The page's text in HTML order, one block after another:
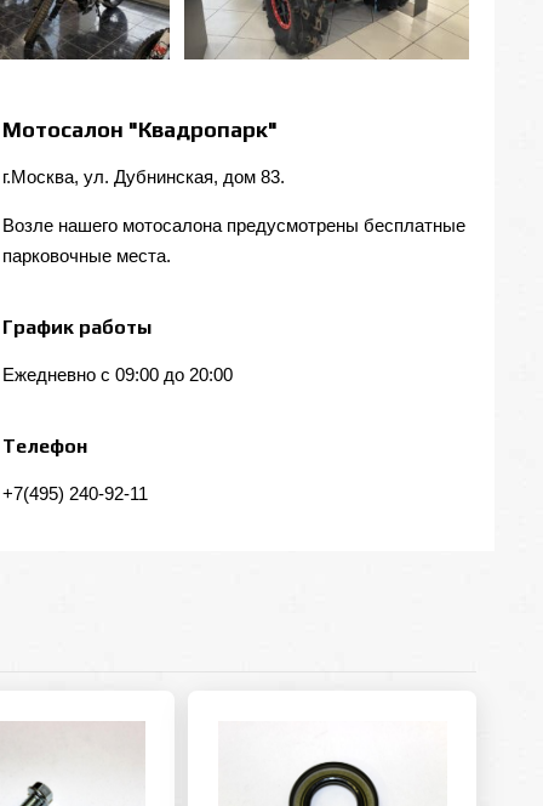
Мотосалон "Квадропарк"
г.Москва, ул. Дубнинская, дом 83.
Возле нашего мотосалона предусмотрены бесплатные
парковочные места.
График работы
Ежедневно с 09:00 до 20:00
Телефон
+7(495) 240-92-11